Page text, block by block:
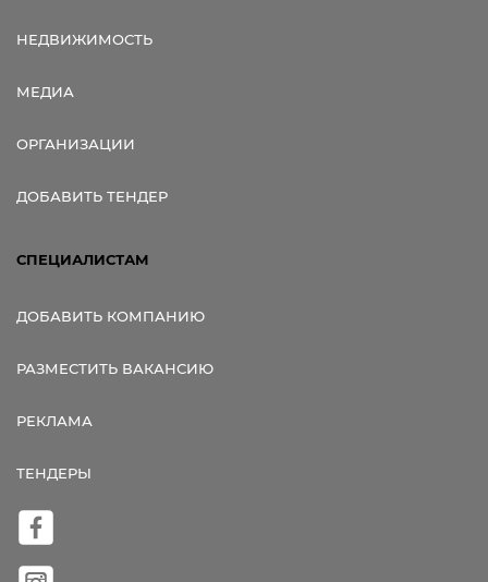
НЕДВИЖИМОСТЬ
МЕДИА
ОРГАНИЗАЦИИ
ДОБАВИТЬ ТЕНДЕР
СПЕЦИАЛИСТАМ
ДОБАВИТЬ КОМПАНИЮ
РАЗМЕСТИТЬ ВАКАНСИЮ
РЕКЛАМА
ТЕНДЕРЫ